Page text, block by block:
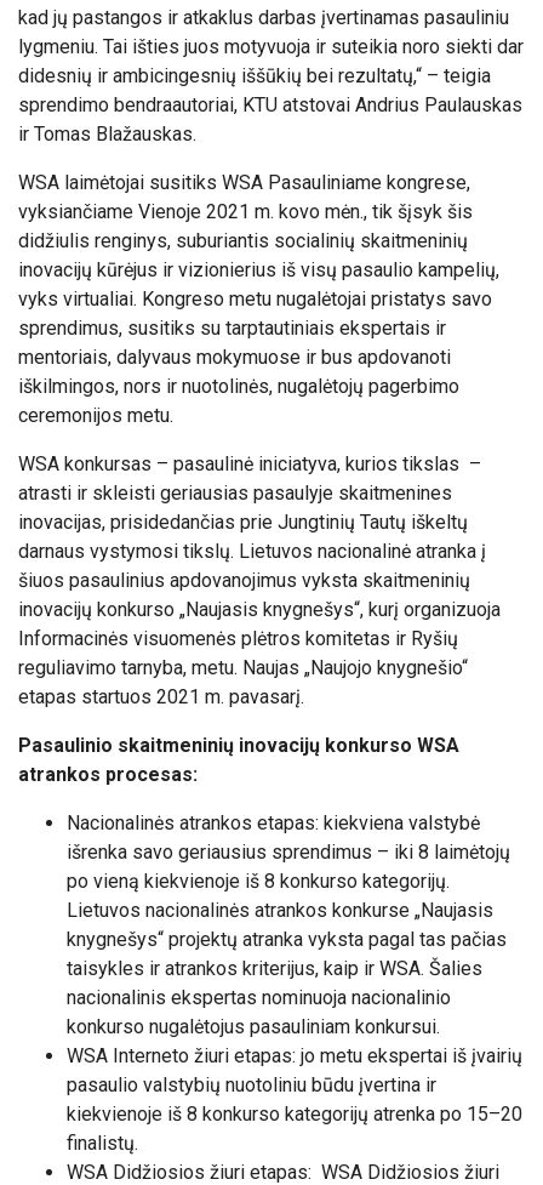
kad jų pastangos ir atkaklus darbas įvertinamas pasauliniu
lygmeniu. Tai išties juos motyvuoja ir suteikia noro siekti dar
didesnių ir ambicingesnių iššūkių bei rezultatų,“ – teigia
sprendimo bendraautoriai, KTU atstovai Andrius Paulauskas
ir Tomas Blažauskas.
WSA laimėtojai susitiks WSA Pasauliniame kongrese,
vyksiančiame Vienoje 2021 m. kovo mėn., tik šįsyk šis
didžiulis renginys, suburiantis socialinių skaitmeninių
inovacijų kūrėjus ir vizionierius iš visų pasaulio kampelių,
vyks virtualiai. Kongreso metu nugalėtojai pristatys savo
sprendimus, susitiks su tarptautiniais ekspertais ir
mentoriais, dalyvaus mokymuose ir bus apdovanoti
iškilmingos, nors ir nuotolinės, nugalėtojų pagerbimo
ceremonijos metu.
WSA konkursas – pasaulinė iniciatyva, kurios tikslas –
atrasti ir skleisti geriausias pasaulyje skaitmenines
inovacijas, prisidedančias prie Jungtinių Tautų iškeltų
darnaus vystymosi tikslų. Lietuvos nacionalinė atranka į
šiuos pasaulinius apdovanojimus vyksta skaitmeninių
inovacijų konkurso „Naujasis knygnešys“, kurį organizuoja
Informacinės visuomenės plėtros komitetas ir Ryšių
reguliavimo tarnyba, metu. Naujas „Naujojo knygnešio“
etapas startuos 2021 m. pavasarį.
Pasaulinio skaitmeninių inovacijų konkurso WSA
atrankos procesas:
Nacionalinės atrankos etapas: kiekviena valstybė
išrenka savo geriausius sprendimus – iki 8 laimėtojų
po vieną kiekvienoje iš 8 konkurso kategorijų.
Lietuvos nacionalinės atrankos konkurse „Naujasis
knygnešys“ projektų atranka vyksta pagal tas pačias
taisykles ir atrankos kriterijus, kaip ir WSA. Šalies
nacionalinis ekspertas nominuoja nacionalinio
konkurso nugalėtojus pasauliniam konkursui.
WSA Interneto žiuri etapas: jo metu ekspertai iš įvairių
pasaulio valstybių nuotoliniu būdu įvertina ir
kiekvienoje iš 8 konkurso kategorijų atrenka po 15–20
finalistų.
WSA Didžiosios žiuri etapas: WSA Didžiosios žiuri